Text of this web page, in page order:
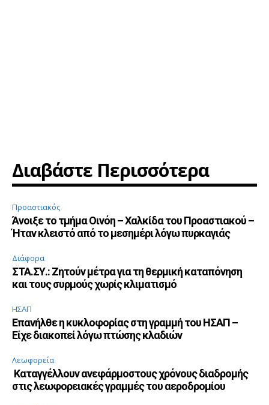
Διαβάστε Περισσότερα
Προαστιακός
Άνοιξε το τμήμα Οινόη – Χαλκίδα του Προαστιακού –
Ήταν κλειστό από το μεσημέρι λόγω πυρκαγιάς
Διάφορα
ΣΤΑ.ΣΥ.: Ζητούν μέτρα για τη θερμική καταπόνηση
και τους συρμούς χωρίς κλιματισμό
ΗΣΑΠ
Επανήλθε η κυκλοφορίας στη γραμμή του ΗΣΑΠ –
Είχε διακοπεί λόγω πτώσης κλαδιών
Λεωφορεία
Καταγγέλλουν ανεφάρμοστους χρόνους διαδρομής
στις λεωφορειακές γραμμές του αεροδρομίου